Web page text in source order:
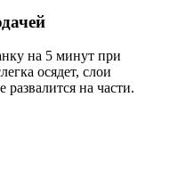
на 5 минут при
осядет, слои
развалится на части.